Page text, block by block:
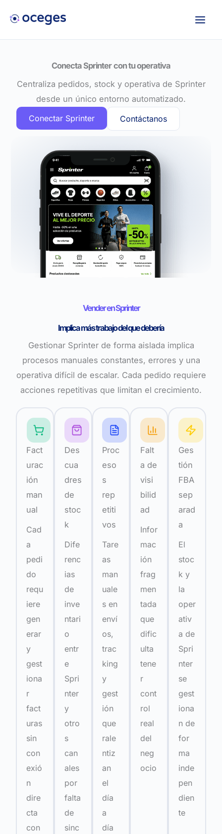
contenido
Conecta Sprinter con tu operativa
Centraliza pedidos, stock y operativa de Sprinter
desde un único entorno automatizado.
Conectar Sprinter
Contáctanos
Vender en Sprinter
Implica más trabajo del que debería
Gestionar Sprinter de forma aislada implica
procesos manuales constantes, errores y una
operativa difícil de escalar. Cada pedido requiere
acciones repetitivas que limitan el crecimiento.
Fact
urac
ión
man
ual
Cad
a
pedi
do
requ
iere
gen
erar
y
gest
iona
r
fact
uras
sin
con
exió
n
dire
cta
con
Des
cua
dres
de
stoc
k
Dife
renc
ias
de
inve
ntari
o
entr
e
Spri
nter
y
otro
s
can
ales
por
falta
de
sinc
Proc
eso
s
rep
etiti
vos
Tare
as
man
uale
s en
enví
os,
trac
king
y
gest
ión
que
rale
ntiz
an
el
día
a
día
Falt
a de
visi
bilid
ad
Infor
mac
ión
frag
men
tada
que
dific
ulta
tene
r
cont
rol
real
del
neg
ocio
Ges
tión
FBA
sep
arad
a
El
stoc
k y
la
oper
ativ
a de
Spri
nter
se
gest
iona
n de
for
ma
inde
pen
dien
te